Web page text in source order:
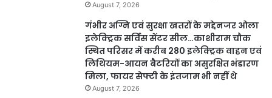
August 7, 2026
गंभीर अग्नि एवं सुरक्षा खतरों के मद्देनजर ओला
इलेक्ट्रिक सर्विस सेंटर सील…काशीराम चौक
स्थित परिसर में करीब 280 इलेक्ट्रिक वाहन एवं
लिथियम-आयन बैटरियों का असुरक्षित भंडारण
मिला, फायर सेफ्टी के इंतजाम भी नहीं थे
August 7, 2026